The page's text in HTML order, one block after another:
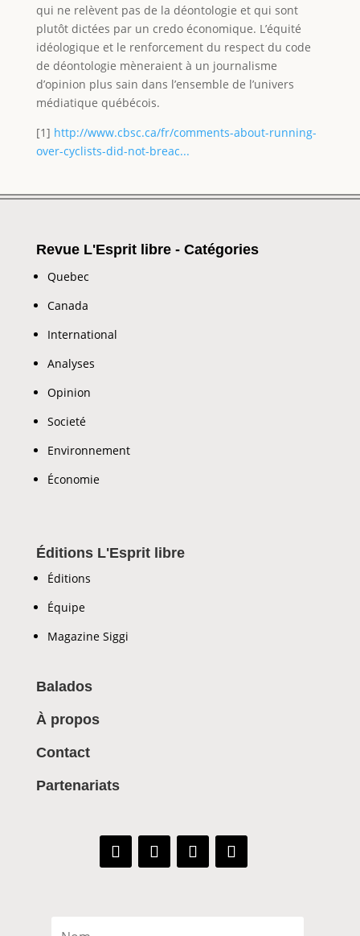
qui ne relèvent pas de la déontologie et qui sont
plutôt dictées par un credo économique. L’équité
idéologique et le renforcement du respect du code
de déontologie mèneraient à un journalisme
d’opinion plus sain dans l’ensemble de l’univers
médiatique québécois.
[1] http://www.cbsc.ca/fr/comments-about-running-
over-cyclists-did-not-breac...
Revue L'Esprit libre - Catégories
Quebec
Canada
International
Analyses
Opinion
Societé
Environnement
Économie
Éditions L'Esprit libre
Éditions
Équipe
Magazine Siggi
Balados
À propos
Contact
Partenariats